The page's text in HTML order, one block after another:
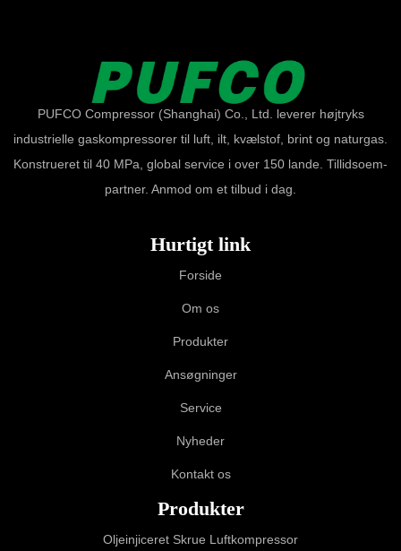
PUFCO Compressor (Shanghai) Co., Ltd. leverer højtryks
industrielle gaskompressorer til luft, ilt, kvælstof, brint og naturgas.
Konstrueret til 40 MPa, global service i over 150 lande. Tillidsoem-
partner. Anmod om et tilbud i dag.
Hurtigt link
Forside
Om os
Produkter
Ansøgninger
Service
Nyheder
Kontakt os
Produkter
Oljeinjiceret Skrue Luftkompressor